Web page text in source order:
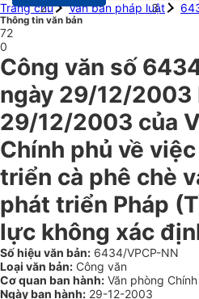
Trang chủ
Văn bản pháp luật
Thông tin văn bản
72
0
Công văn số
ngày 29/12/2003
29/12/2003 của
Chính phủ về
triển cà phê chè
phát triển Pháp
lực không xác
Số hiệu văn bản: 6434/VPCP-NN
Loại văn bản: Công văn
Cơ quan ban hành: Văn phòng
Ngày ban hành: 29-12-2003